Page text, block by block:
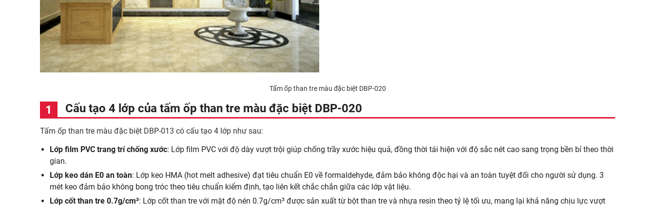
Tấm ốp than tre màu đặc biệt DBP-020
Cấu tạo 4 lớp của tấm ốp than tre màu đặc biệt DBP-020
Tấm ốp than tre màu đặc biệt DBP-013 có cấu tạo 4 lớp như sau:
Lớp film PVC trang trí chống xước: Lớp film PVC với độ dày vượt trội giúp chống trầy xước hiệu quả, đồng thời tái hiện với độ sắc nét cao sang trọng bền bỉ theo thời
gian.
Lớp keo dán E0 an toàn: Lớp keo HMA (hot melt adhesive) đạt tiêu chuẩn E0 về formaldehyde, đảm bảo không độc hại và an toàn tuyệt đối cho người sử dụng. 3
mét keo đảm bảo không bong tróc theo tiêu chuẩn kiểm định, tạo liên kết chắc chắn giữa các lớp vật liệu.
Lớp cốt than tre 0.7g/cm³: Lớp cốt than tre với mật độ nén 0.7g/cm³ được sản xuất từ bột than tre và nhựa resin theo tỷ lệ tối ưu, mang lại khả năng chịu lực vượt